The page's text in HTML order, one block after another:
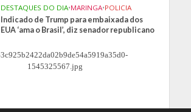
DESTAQUES DO DIA•MARINGA•POLICIA
Indicado de Trump para embaixada dos
EUA ‘ama o Brasil’, diz senador republicano